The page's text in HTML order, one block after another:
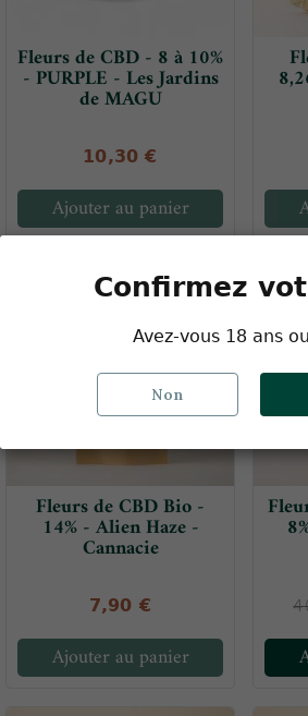
Fleurs de CBD - 8 à 10%
- PURPLE - Les Jardins
de MAGU
10,30 €
Ajouter au panier
Fleurs de CBD Bio -
14% - Alien Haze -
Cannacie
7,90 €
Ajouter au panier
Confirmez
Avez-vous 18 ans
Non